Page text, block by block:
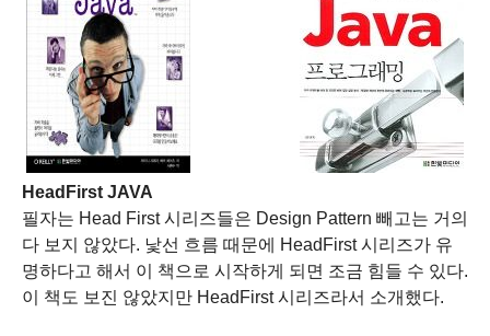
HeadFirst JAVA
필자는 Head First 시리즈들은 Design Pattern 빼고는 거의
다 보지 않았다. 낯선 흐름 때문에 HeadFirst 시리즈가 유
명하다고 해서 이 책으로 시작하게 되면 조금 힘들 수 있다.
이 책도 보진 않았지만 HeadFirst 시리즈라서 소개했다.